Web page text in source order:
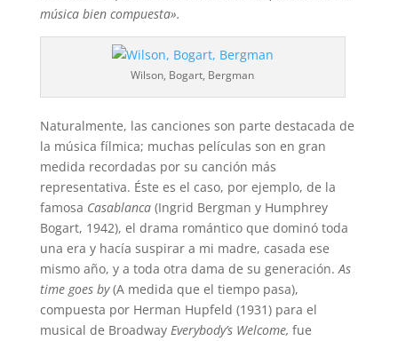
música bien compuesta».
Wilson, Bogart, Bergman
Naturalmente, las canciones son parte destacada de
la música fílmica; muchas películas son en gran
medida recordadas por su canción más
representativa. Éste es el caso, por ejemplo, de la
famosa Casablanca(Ingrid Bergman y Humphrey
Bogart, 1942), el drama romántico que dominó toda
una era y hacía suspirar a mi madre, casada ese
mismo año, y a toda otra dama de su generación.As
time goes by(A medida que el tiempo pasa),
compuesta por Herman Hupfeld (1931) para el
musical de Broadway Everybody’s Welcome, fue